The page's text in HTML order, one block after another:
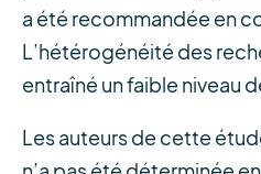
a été recommandée en
L’hétérogénéité des
entraîné un faible niveau
Les auteurs de cette